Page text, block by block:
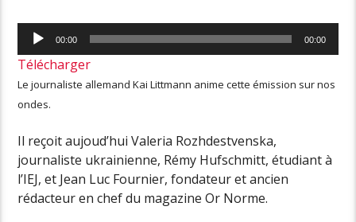
Lecteur
audio
00:00 00:00
Télécharger
Le journaliste allemand Kai Littmann anime cette émission sur nos
ondes.
Il reçoit aujoud’huiValeria Rozhdestvenska,
journaliste ukrainienne, Rémy Hufschmitt, étudiant à
l’IEJ, et Jean Luc Fournier, fondateur et ancien
rédacteur en chef du magazine Or Norme.